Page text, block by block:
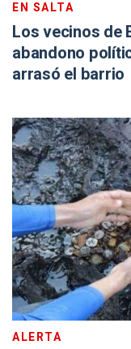
EN SALTA
Los vecinos de
abandono
arrasó el barrio
ALERTA